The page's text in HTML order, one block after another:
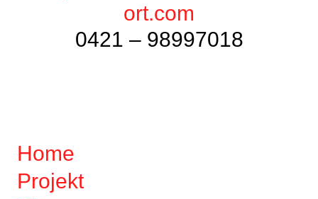
ort.com
0421 – 98997018
Home
Projekt